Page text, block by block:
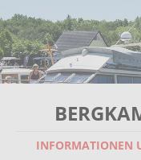
INFORMATIONEN